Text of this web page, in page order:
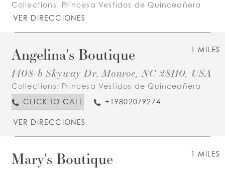
Collections: Princesa Vestidos de Quinceañera
VER DIRECCIONES
1 MILES
Angelina's Boutique
1408-b Skyway Dr, Monroe, NC 28110, USA
Collections: Princesa Vestidos de Quinceañera
CLICK TO CALL
+19802079274
VER DIRECCIONES
1 MILES
Mary's Boutique